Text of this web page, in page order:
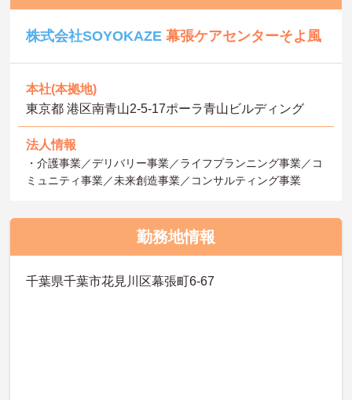
株式会社SOYOKAZE幕張ケアセンターそよ風
本社(本拠地)
東京都 港区南青山2‐5‐17ポーラ青山ビルディング
法人情報
・介護事業／デリバリー事業／ライフプランニング事業／コ
ミュニティ事業／未来創造事業／コンサルティング事業
勤務地情報
千葉県千葉市花見川区幕張町6-67